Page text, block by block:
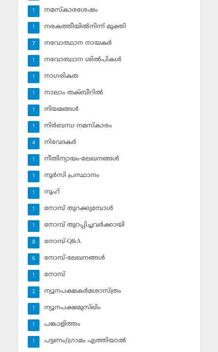
നമസ്‌കാരശേഷം
1
നരകത്തീയില്‍നിന്ന് മുക്തി
1
നവോത്ഥാന നായകര്‍
7
നവോത്ഥാന ശില്‍പികള്‍
1
നാഗരികത
1
നാലാം തക്ബീറില്‍
1
നിയമങ്ങള്‍
1
നിര്‍ബന്ധ നമസ്‌കാരം
1
നിവേദകര്‍
4
നീതിന്യായം-ലേഖനങ്ങള്‍
1
നൂര്‍സി പ്രസ്ഥാനം
1
നൂഹ്‌
1
നോമ്പ് തുറക്കുമ്പോള്‍
1
നോമ്പ് തുറപ്പിച്ചവര്‍ക്കായി
1
നോമ്പ്-Q&A
8
നോമ്പ്-ലേഖനങ്ങള്‍
6
നോമ്പ്‌
1
ന്യൂനപക്ഷകര്‍മശാസ്ത്രം
2
ന്യൂനപക്ഷമുസ്‌ലിം
1
പങ്കാളിത്തം
1
പട്ടണം/ഗ്രാമം എത്തിയാല്‍
1